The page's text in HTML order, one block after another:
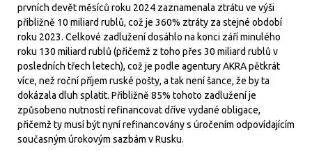
prvních devět měsíců roku 2024 zaznamenala ztrátu ve výši
přibližně 10 miliard rublů, což je 360% ztráty za stejné období
roku 2023. Celkové zadlužení dosáhlo na konci září minulého
roku 130 miliard rublů (přičemž z toho přes 30 miliard rublů v
posledních třech letech), což je podle agentury AKRA pětkrát
více, než roční příjem ruské pošty, a tak není šance, že by ta
dokázala dluh splatit. Přibližně 85% tohoto zadlužení je
způsobeno nutností refinancovat dříve vydané obligace,
přičemž ty musí být nyní refinancovány s úročením odpovídajícím
současným úrokovým sazbám v Rusku.